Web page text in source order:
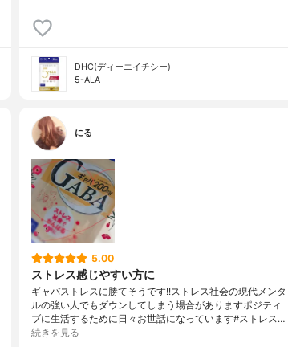
DHC(ディーエイチシー)
5-ALA
にる
5.00
ストレス感じやすい方に
ギャバストレスに勝てそうです!!ストレス社会の現代メンタ
ルの強い人でもダウンしてしまう場合がありますポジティ
ブに生活するために日々お世話になっています#ストレス…
続きを見る